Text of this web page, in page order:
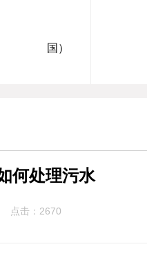
国）
何处理污水
点击：2670